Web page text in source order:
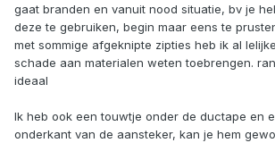
gaat branden en vanuit nood situatie, bv je
deze te gebruiken, begin maar eens te
met sommige afgeknipte zipties heb ik al
schade aan materialen weten toebrengen.
ideaal
Ik heb ook een touwtje onder de ductape en
onderkant van de aansteker, kan je hem